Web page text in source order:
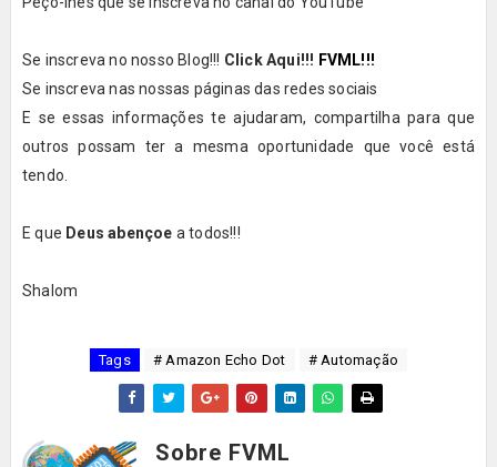
Se inscreva no nosso Blog!!! Click Aqui!!! FVML!!!
Se inscreva nas nossas páginas das redes sociais
E se essas informações te ajudaram, compartilha para que
outros possam ter a mesma oportunidade que você está
tendo.
E que Deus abençoe a todos!!!
Shalom
Tags # Amazon Echo Dot # Automação
Sobre FVML